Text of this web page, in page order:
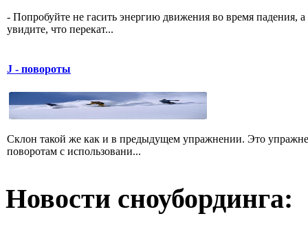
- Попробуйте не гасить энергию движения во время падения,
увидите, что перекат...
J - повороты
Склон такой же как и в предыдущем упражнении. Это
поворотам с использовани...
Новости сноубординга: